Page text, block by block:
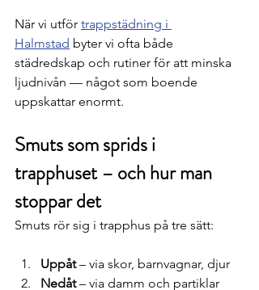
När vi utför trappstädning i
Halmstad byter vi ofta både
städredskap och rutiner för att minska
ljudnivån — något som boende
uppskattar enormt.
Smuts som sprids i
trapphuset – och hur man
stoppar det
Smuts rör sig i trapphus på tre sätt:
Uppåt – via skor, barnvagnar, djur
Nedåt – via damm och partiklar